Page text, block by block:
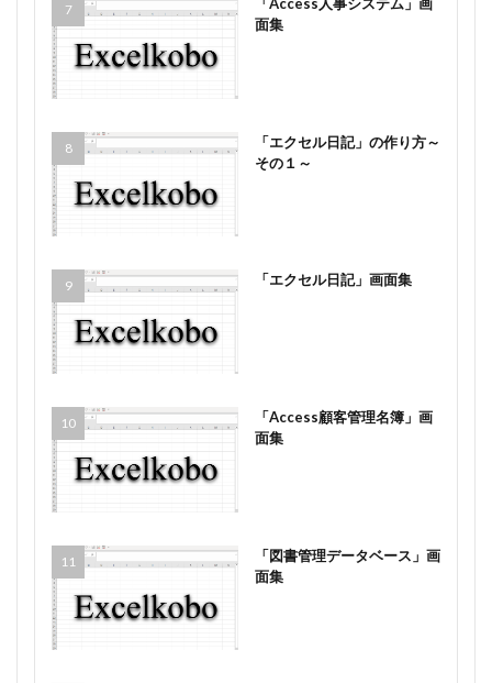
「Access人事システム」画
面集
「エクセル日記」の作り方～
その１～
「エクセル日記」画面集
「Access顧客管理名簿」画
面集
「図書管理データベース」画
面集